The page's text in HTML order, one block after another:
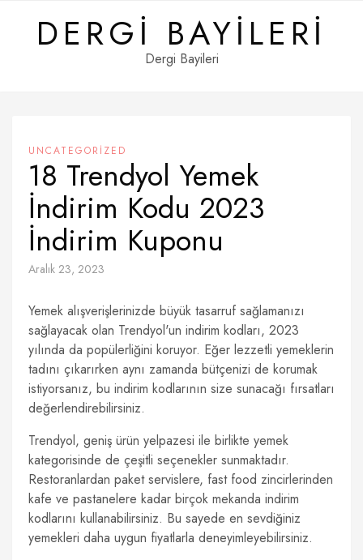
contentDERGI BAYILERI
Dergi Bayileri
UNCATEGORIZED
18 Trendyol Yemek
İndirim Kodu 2023
İndirim Kuponu
Aralık 23, 2023
Yemek alışverişlerinizde büyük tasarruf sağlamanızı
sağlayacak olan Trendyol'un indirim kodları, 2023
yılında da popülerliğini koruyor. Eğer lezzetli yemeklerin
tadını çıkarırken aynı zamanda bütçenizi de korumak
istiyorsanız, bu indirim kodlarının size sunacağı fırsatları
değerlendirebilirsiniz.
Trendyol, geniş ürün yelpazesi ile birlikte yemek
kategorisinde de çeşitli seçenekler sunmaktadır.
Restoranlardan paket servislere, fast food zincirlerinden
kafe ve pastanelere kadar birçok mekanda indirim
kodlarını kullanabilirsiniz. Bu sayede en sevdiğiniz
yemekleri daha uygun fiyatlarla deneyimleyebilirsiniz.